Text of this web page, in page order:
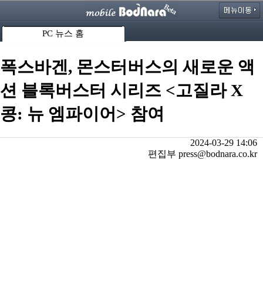
PC 뉴스 홈
폭스바겐, 몬스터버스의 새로운 액
션 블록버스터 시리즈 <고질라 X
콩: 뉴 엠파이어> 참여
2024-03-29 14:06
편집부 press@bodnara.co.kr